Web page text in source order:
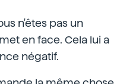
n'êtes pas un
en face. Cela lui a
négatif.